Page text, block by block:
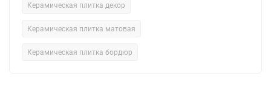
Керамическая плитка декор
Керамическая плитка матовая
Керамическая плитка бордюр